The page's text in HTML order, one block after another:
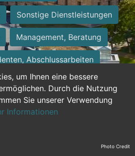
um Ihnen eine bessere
Durch die Nutzung
Sie unserer Verwendung
Informationen
Sonstige Dienstleistungen
Management, Beratung
Abschlussarbeiten
Assistenz, Sekretariat
und Nebenjobs
duale Ausbildung Photo Credit